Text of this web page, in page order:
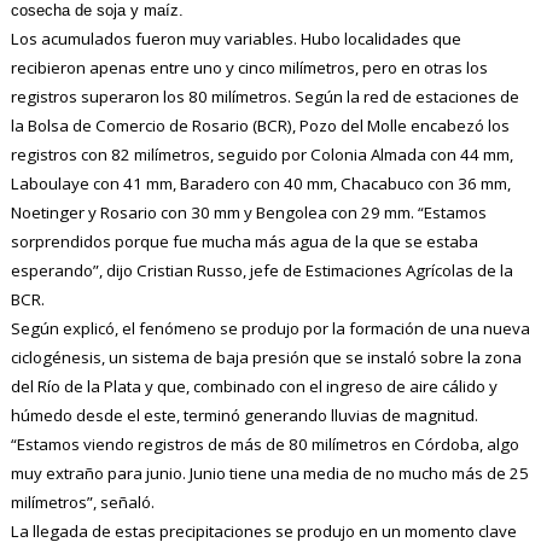
cosecha de soja y maíz.
Los acumulados fueron muy variables. Hubo localidades que
recibieron apenas entre uno y cinco milímetros, pero en otras los
registros superaron los 80 milímetros. Según la red de estaciones de
la Bolsa de Comercio de Rosario (BCR), Pozo del Molle encabezó los
registros con 82 milímetros, seguido por Colonia Almada con 44 mm,
Laboulaye con 41 mm, Baradero con 40 mm, Chacabuco con 36 mm,
Noetinger y Rosario con 30 mm y Bengolea con 29 mm. “Estamos
sorprendidos porque fue mucha más agua de la que se estaba
esperando”, dijo Cristian Russo, jefe de Estimaciones Agrícolas de la
BCR.
Según explicó, el fenómeno se produjo por la formación de una nueva
ciclogénesis, un sistema de baja presión que se instaló sobre la zona
del Río de la Plata y que, combinado con el ingreso de aire cálido y
húmedo desde el este, terminó generando lluvias de magnitud.
“Estamos viendo registros de más de 80 milímetros en Córdoba, algo
muy extraño para junio. Junio tiene una media de no mucho más de 25
milímetros”, señaló.
La llegada de estas precipitaciones se produjo en un momento clave